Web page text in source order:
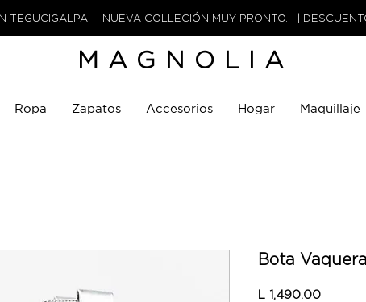
TEGUCIGALPA. | NUEVA COLLECIÓN MUY PRONTO. |
MAGNOLIA
Ropa Zapatos Accesorios Hogar Maquillaje
Bota Vaquera
L 1,490.00Precio